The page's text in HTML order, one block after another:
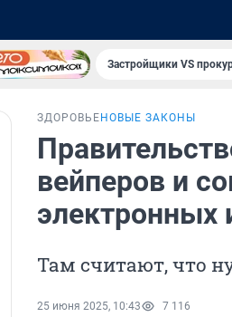
Застройщики VS
ЗДОРОВЬЕ НОВЫЕ ЗАКОНЫ
вейперов и
электронных
Там считают, что
25 июня 2025, 10:43 7 116